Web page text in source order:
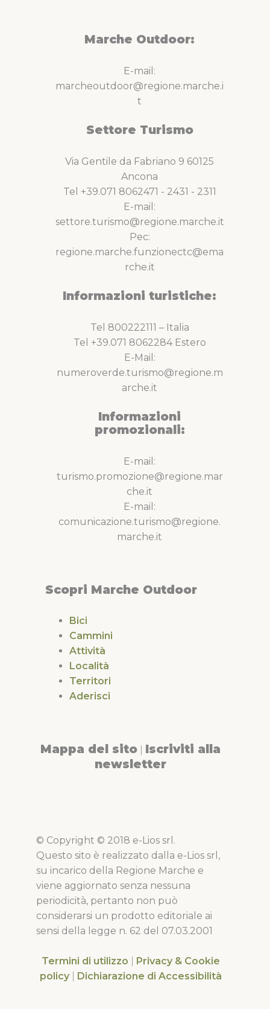
Marche Outdoor:
E-mail:
marcheoutdoor@regione.marche.i
t
Settore Turismo
Via Gentile da Fabriano 9 60125
Ancona
Tel +39.071 8062471 - 2431 - 2311
E-mail:
settore.turismo@regione.marche.it
Pec:
regione.marche.funzionectc@ema
rche.it
Informazioni turistiche:
Tel 800222111 – Italia
Tel +39.071 8062284 Estero
E-Mail:
numeroverde.turismo@regione.m
arche.it
Informazioni
promozionali:
E-mail:
turismo.promozione@regione.mar
che.it
E-mail:
comunicazione.turismo@regione.
marche.it
Scopri Marche Outdoor
Bici
Cammini
Attività
Località
Territori
Aderisci
Mappa del sito Iscriviti alla
newsletter
© Copyright © 2018 e-Lios srl.
Questo sito è realizzato dalla e-Lios srl,
su incarico della Regione Marche e
viene aggiornato senza nessuna
periodicità, pertanto non può
considerarsi un prodotto editoriale ai
sensi della legge n. 62 del 07.03.2001
Termini di utilizzo
Privacy & Cookie
policy
Dichiarazione di Accessibilità